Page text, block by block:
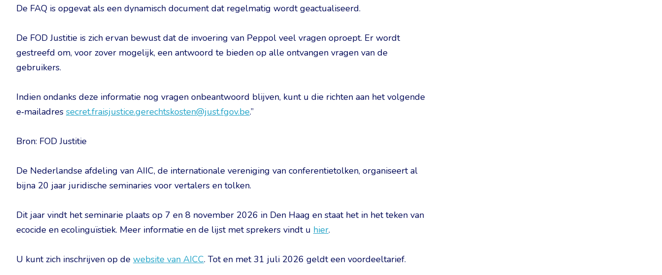
De FAQ is opgevat als een dynamisch document dat regelmatig wordt geactualiseerd.
De FOD Justitie is zich ervan bewust dat de invoering van Peppol veel vragen oproept. Er wordt
gestreefd om, voor zover mogelijk, een antwoord te bieden op alle ontvangen vragen van de
gebruikers.
Indien ondanks deze informatie nog vragen onbeantwoord blijven, kunt u die richten aan het volgende
e‑mailadres secret.fraisjustice.gerechtskosten@just.fgov.be.”
Bron: FOD Justitie
De Nederlandse afdeling van AIIC, de internationale vereniging van conferentietolken, organiseert al
bijna 20 jaar juridische seminaries voor vertalers en tolken.
Dit jaar vindt het seminarie plaats op 7 en 8 november 2026 in Den Haag en staat het in het teken van
ecocide en ecolinguïstiek. Meer informatie en de lijst met sprekers vindt u hier.
U kunt zich inschrijven op de website van AICC. Tot en met 31 juli 2026 geldt een voordeeltarief.